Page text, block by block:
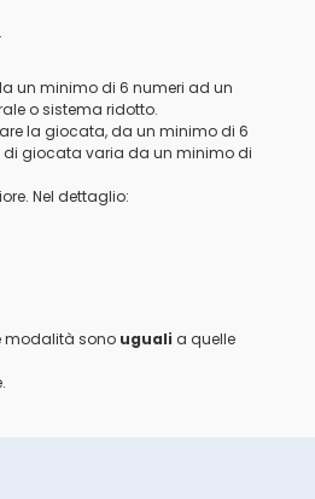
un minimo di 6 numeri ad un
o sistema ridotto.
la giocata, da un minimo di 6
di giocata varia da un minimo di
Nel dettaglio:
modalità sono uguali a quelle